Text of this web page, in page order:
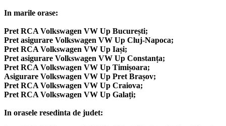
In marile orase:
Pret RCA Volkswagen VW Up București;
Pret asigurare Volkswagen VW Up Cluj-Napoca;
Pret RCA Volkswagen VW Up Iași;
Pret asigurare Volkswagen VW Up Constanța;
Pret RCA Volkswagen VW Up Timișoara;
Asigurare Volkswagen VW Up Pret Brașov;
Pret RCA Volkswagen VW Up Craiova;
Pret RCA Volkswagen VW Up Galați;
In orasele resedinta de judet: